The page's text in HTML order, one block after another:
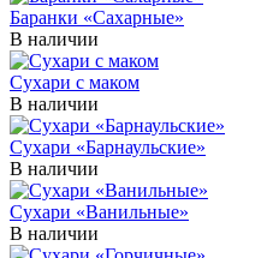
Баранки «Сахарные»
В наличии
Сухари с маком
В наличии
Сухари «Барнаульские»
В наличии
Сухари «Ванильные»
В наличии